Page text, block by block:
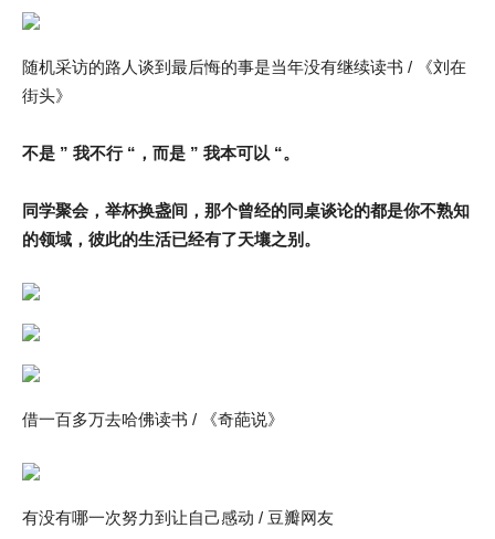
随机采访的路人谈到最后悔的事是当年没有继续读书 / 《刘在
街头》
不是 ” 我不行 “，而是 ” 我本可以 “。
同学聚会，举杯换盏间，那个曾经的同桌谈论的都是你不熟知
的领域，彼此的生活已经有了天壤之别。
借一百多万去哈佛读书 / 《奇葩说》
有没有哪一次努力到让自己感动 / 豆瓣网友